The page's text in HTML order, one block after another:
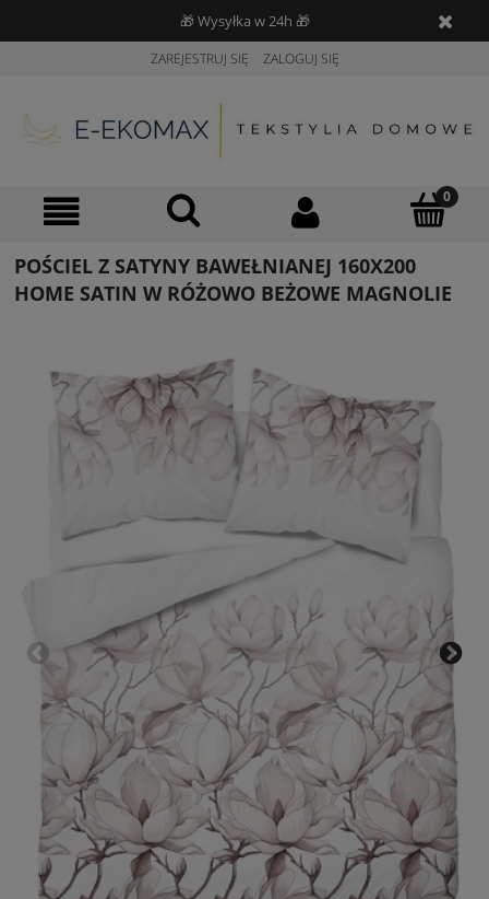
🎁 Wysyłka w 24h 🎁
ZAREJESTRUJ SIĘ ZALOGUJ SIĘ
POŚCIEL Z SATYNY BAWEŁNIANEJ 160X200
HOME SATIN W RÓŻOWO BEŻOWE MAGNOLIE